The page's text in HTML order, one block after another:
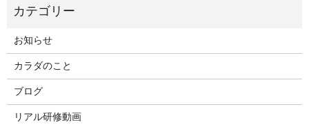
お知らせ
カラダのこと
ブログ
リアル研修動画